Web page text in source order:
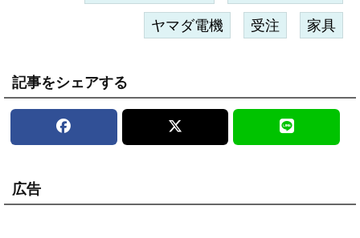
ヤマダ電機 受注 家具
記事をシェアする
広告